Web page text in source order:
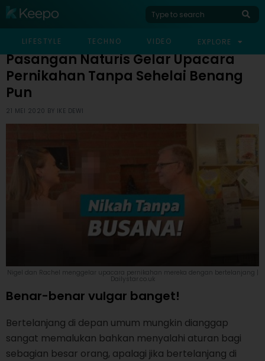
LIFESTYLE TECHNO VIDEO EXPLORE
VIRAL
PASANGAN NATURIS GELAR UPACARA PERNIKAHAN TANPA
Pasangan Naturis Gelar Upacara
Pernikahan Tanpa Sehelai Benang
Pun
21 MEI 2020 BY IKE DEWI
Nigel dan Rachel menggelar upacara pernikahan mereka dengan bertelanjang |
Dailystar.co.uk
Benar-benar vulgar banget!
Bertelanjang di depan umum mungkin dianggap
sangat memalukan bahkan menyalahi aturan bagi
sebagian besar orang, apalagi jika bertelanjang di